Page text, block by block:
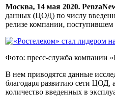
Москва, 14 мая 2020.
данных (ЦОД) по числу
релизе компании,
Фото: пресс-служба компании
В нем приводятся данные
благодаря развитию сети
количество введенных в